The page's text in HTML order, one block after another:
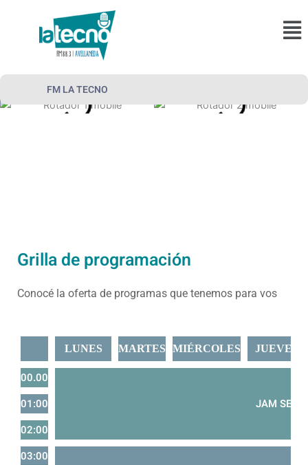
contenido
FM LA TECNO
Grilla de programación
Conocé la oferta de programas que tenemos para vos
LUNES MARTES MIÉRCOLES JUEVES
00.00
JAM
01:00
02:00
03:00